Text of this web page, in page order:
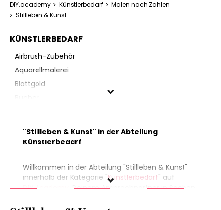
DIY.academy Künstlerbedarf
Malen nach Zahlen
Stillleben & Kunst
KÜNSTLERBEDARF
Airbrush-Zubehör
Aquarellmalerei
Blattgold
Drucktechnik
Farben & Stifte
Fußmatten & Farben
Grundierung
Kalligraphie
"Stillleben & Kunst" in der Abteilung
Künstlerbedarf
Willkommen in der Abteilung "Stillleben & Kunst"
innerhalb der Kategorie "Künstlerbedarf" auf
DIY.Academy, Deinem Ansprechpartner in Sachen